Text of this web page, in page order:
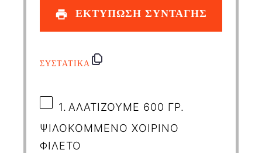
ΕΚΤΥΠΩΣΗ ΣΥΝΤΑΓΗΣ
ΣΥΣΤΑΤΙΚΑ
1. ΑΛΑΤΙΖΟΥΜΕ 600 ΓΡ.
ΨΙΛΟΚΟΜΜΕΝΟ ΧΟΙΡΙΝΟ
ΦΙΛΕΤΟ